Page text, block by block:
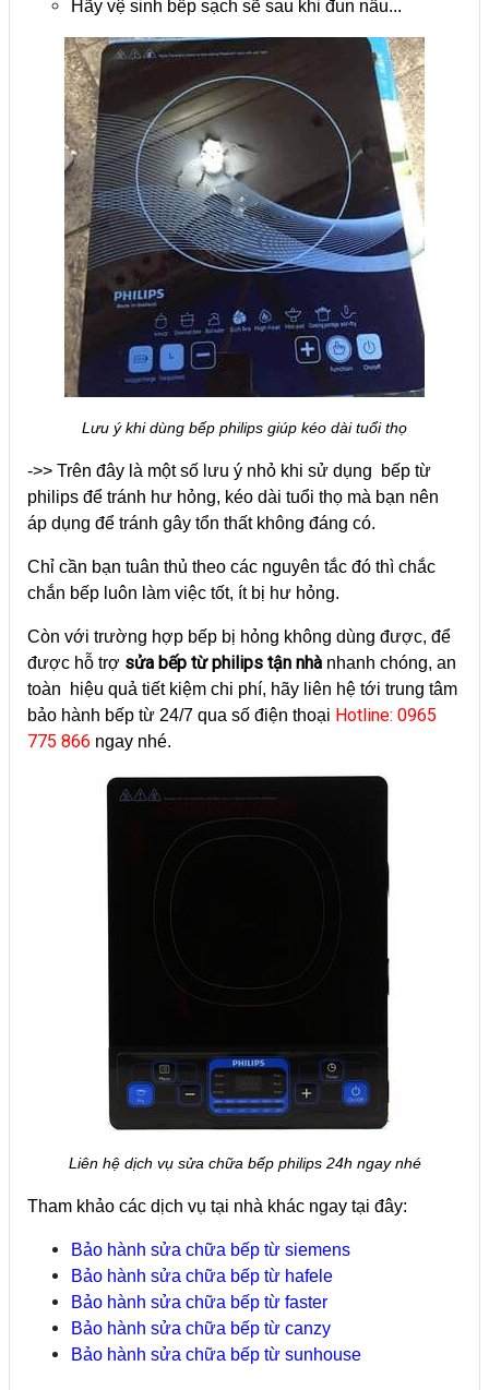
Hãy vệ sinh bếp sạch sẽ sau khi đun nấu...
Lưu ý khi dùng bếp philips giúp kéo dài tuổi thọ
->> Trên đây là một số lưu ý nhỏ khi sử dụng bếp từ
philips để tránh hư hỏng, kéo dài tuổi thọ mà bạn nên
áp dụng để tránh gây tổn thất không đáng có.
Chỉ cần bạn tuân thủ theo các nguyên tắc đó thì chắc
chắn bếp luôn làm việc tốt, ít bị hư hỏng.
Còn với trường hợp bếp bị hỏng không dùng được, để
được hỗ trợ sửa bếp từ philips tận nhà nhanh chóng, an
toàn hiệu quả tiết kiệm chi phí, hãy liên hệ tới trung tâm
bảo hành bếp từ 24/7 qua số điện thoại Hotline: 0965
775 866 ngay nhé.
Liên hệ dịch vụ sửa chữa bếp philips 24h ngay nhé
Tham khảo các dịch vụ tại nhà khác ngay tại đây:
Bảo hành sửa chữa bếp từ siemens
Bảo hành sửa chữa bếp từ hafele
Bảo hành sửa chữa bếp từ faster
Bảo hành sửa chữa bếp từ canzy
Bảo hành sửa chữa bếp từ sunhouse